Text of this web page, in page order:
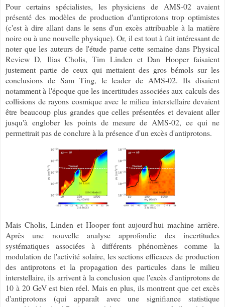
Pour certains spécialistes, les physiciens de AMS-02 avaient
présenté des modèles de production d'antiprotons trop optimistes
(c'est à dire allant dans le sens d'un excès attribuable à la matière
noire ou à une nouvelle physique). Or, il est tout à fait intéressant de
noter que les auteurs de l'étude parue cette semaine dans Physical
Review D, Ilias Cholis, Tim Linden et Dan Hooper faisaient
justement partie de ceux qui mettaient des gros bémols sur les
conclusions de Sam Ting, le leader de AMS-02. Ils disaient
notamment à l'époque que les incertitudes associées aux calculs des
collisions de rayons cosmique avec le milieu interstellaire devaient
être beaucoup plus grandes que celles présentées et devaient aller
jusqu'à englober les points de mesure de AMS-02, ce qui ne
permettrait pas de conclure à la présence d'un excès d'antiprotons.
Mais Cholis, Linden et Hooper font aujourd'hui machine arrière.
Après une nouvelle analyse approfondie des incertitudes
systématiques associées à différents phénomènes comme la
modulation de l'activité solaire, les sections efficaces de production
des antiprotons et la propagation des particules dans le milieu
interstellaire, ils arrivent à la conclusion que l'excès d'antiprotons de
10 à 20 GeV est bien réel. Mais en plus, ils montrent que cet excès
d'antiprotons (qui apparaît avec une signifiance statistique